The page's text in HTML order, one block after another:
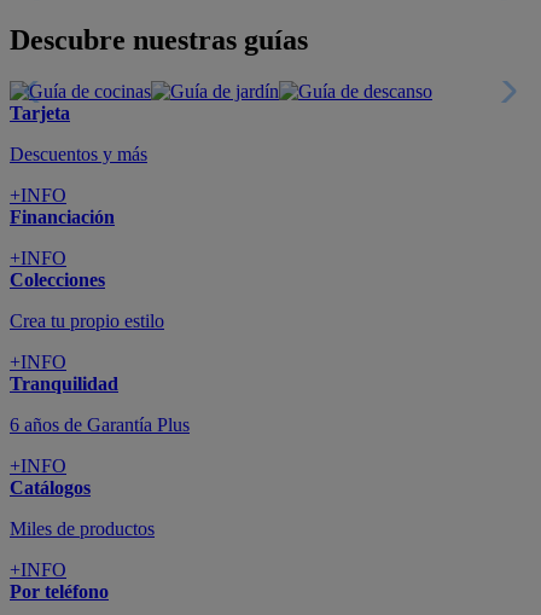
Descubre nuestras guías
Tarjeta
Descuentos y más
+INFO
Financiación
+INFO
Colecciones
Crea tu propio estilo
+INFO
Tranquilidad
6 años de Garantía Plus
+INFO
Catálogos
Miles de productos
+INFO
Por teléfono